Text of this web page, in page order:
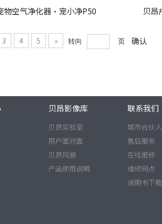
物空气净化器·宠小净P50 贝昂
3 4 5 » 转向 页 确认
贝昂影像库
贝昂实验室
用户面对面
贝昂风貌
产品使用说明
联系我们
城市合伙
售后服务
在线报修
维修网点
说明书下载